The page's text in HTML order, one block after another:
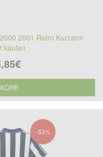
2001 Retro Kurzarm
kaufen
-53%